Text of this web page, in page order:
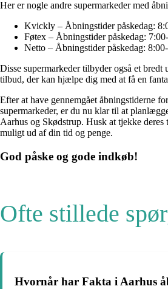
Her er nogle andre supermarkeder med
Kvickly – Åbningstider påskedag:
Føtex – Åbningstider påskedag:
Netto – Åbningstider påskedag:
Disse supermarkeder tilbyder også et
tilbud, der kan hjælpe dig med at få en
Efter at have gennemgået åbningstiderne
supermarkeder, er du nu klar til at
Aarhus og Skødstrup. Husk at tjekke deres
muligt ud af din tid og penge.
God påske og gode indkøb!
Ofte stillede
Hvornår har Fakta i Aarhus